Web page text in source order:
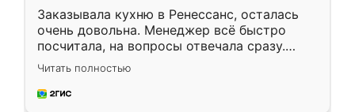
Заказывала кухню в Ренессанс, осталась
очень довольна. Менеджер всё быстро
посчитала, на вопросы отвечала сразу.
Замерщик приехал в субботу, подошёл к
делу со всей ответственностью. Собрали
за день, ребята работали аккуратно, даже
Читать полностью